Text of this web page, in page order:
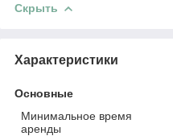
Скрыть
Характеристики
Основные
Минимальное время
аренды